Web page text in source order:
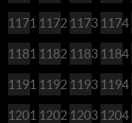
1171 1172 1173 1174
1181 1182 1183 1184
1191 1192 1193 1194
1201 1202 1203 1204